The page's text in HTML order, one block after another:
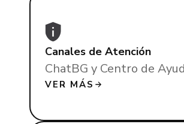
Canales de Atención
ChatBG y Centro de
VER MÁS